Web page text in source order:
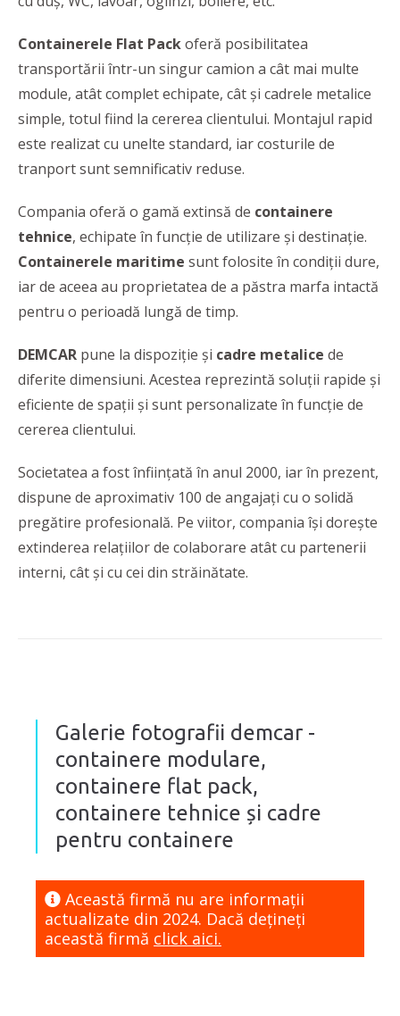
Containerele Flat Packoferă posibilitatea
transportării într-un singur camion a cât mai multe
module, atât complet echipate, cât și cadrele metalice
simple, totul fiind la cererea clientului. Montajul rapid
este realizat cu unelte standard, iar costurile de
tranport sunt semnificativ reduse.
Compania oferă o gamă extinsă de containere
tehnice, echipate în funcție de utilizare și destinație.
Containerele maritime sunt folosite în condiții dure,
iar de aceea au proprietatea de a păstra marfa intactă
pentru o perioadă lungă de timp.
DEMCAR pune la dispoziție și cadre metalice de
diferite dimensiuni. Acestea reprezintă soluții rapide și
eficiente de spații și sunt personalizate în funcție de
cererea clientului.
Societatea a fost înființată în anul 2000, iar în prezent,
dispune de aproximativ 100 de angajați cu o solidă
pregătire profesională. Pe viitor, compania își dorește
extinderea relațiilor de colaborare atât cu partenerii
interni, cât și cu cei din străinătate.
Galerie fotografii demcar -
containere modulare,
containere flat pack,
containere tehnice și cadre
pentru containere
Această firmă nu are informaţii
actualizate din 2024. Dacă dețineți
această firmă click aici.